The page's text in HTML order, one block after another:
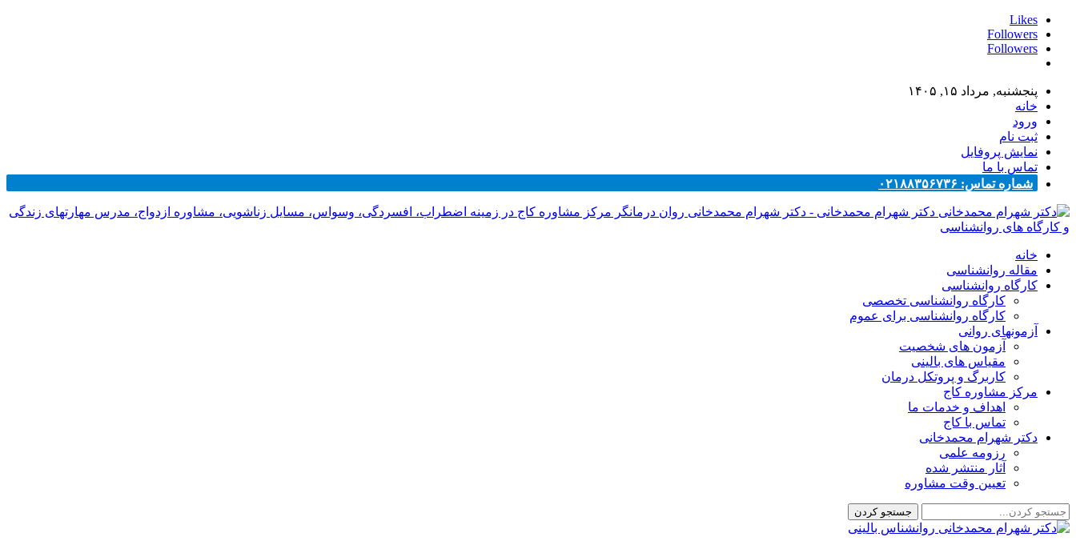
Likes
Followers
Followers
پنجشنبه, مرداد ۱۵, ۱۴۰۵
خانه
ورود
ثبت نام
نمایش پروفایل
تماس با ما
شماره تماس: ۰۲۱۸۸۳۵۶۷۳۶
دکتر شهرام محمدخانی - دکتر شهرام محمدخانی روان درمانگر مرکز مشاوره کاج در زمینه اضطراب، افسردگی، وسواس، مسایل زناشویی، مشاوره ازدواج، مدرس مهارتهای زندگی
و کارگاه های روانشناسی
خانه
مقاله روانشناسی
کارگاه روانشناسی
کارگاه روانشناسی تخصصی
کارگاه روانشناسی برای عموم
آزمونهای روانی
آزمون های شخصیت
مقیاس های بالینی
کاربرگ و پروتکل درمان
مرکز مشاوره کاج
اهداف و خدمات ما
تماس با کاج
دکتر شهرام محمدخانی
رزومه علمی
آثار منتشر شده
تعیین وقت مشاوره